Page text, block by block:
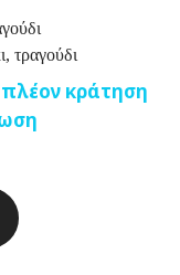
τραγούδι
κράτηση